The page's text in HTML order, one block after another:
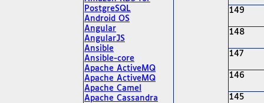
PostgreSQL
Android OS
Angular
AngularJS
Ansible
Ansible-core
Apache ActiveMQ
Apache ActiveMQ
Apache Camel
Apache Cassandra
149
148
147
146
145